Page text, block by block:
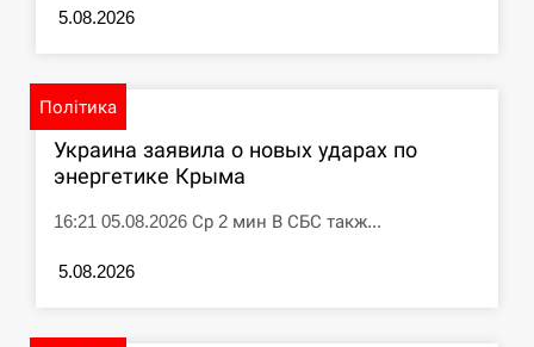
5.08.2026
Політика
Украина заявила о новых ударах по
энергетике Крыма
16:21 05.08.2026 Ср 2 мин В СБС такж...
5.08.2026